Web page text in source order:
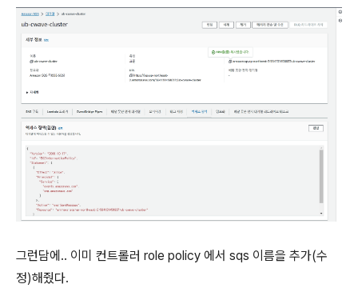
그런담에.. 이미 컨트롤러 role policy 에서 sqs 이름을 추가(수
정)해줬다.